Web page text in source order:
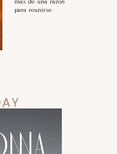
más de una razón
para reunirse